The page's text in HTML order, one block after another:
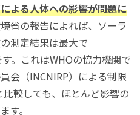
よる人体への影響が問題に
省の報告によれば、ソーラ
測定結果は最大で
。これはWHOの協力機関で
会（INCNIRP）による制限
較しても、ほとんど影響の
す。